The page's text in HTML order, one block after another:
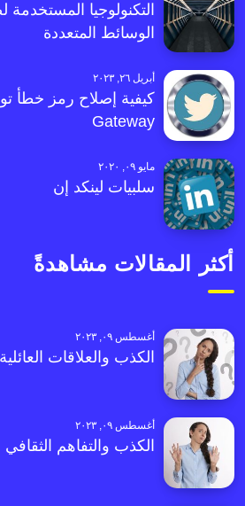
التكنولوجيا المستخدمة
الوسائط المتعددة
أبريل ٢٦, ٢٠٢٣
Gateway
مايو ٠٩, ٢٠٢٠
سلبيات لينكد إن
أكثر المقالات مشاهدةً
أغسطس ٠٩, ٢٠٢٣
الكذب والعلاقات العائلية
أغسطس ٠٩, ٢٠٢٣
الكذب والتفاهم الثقافي